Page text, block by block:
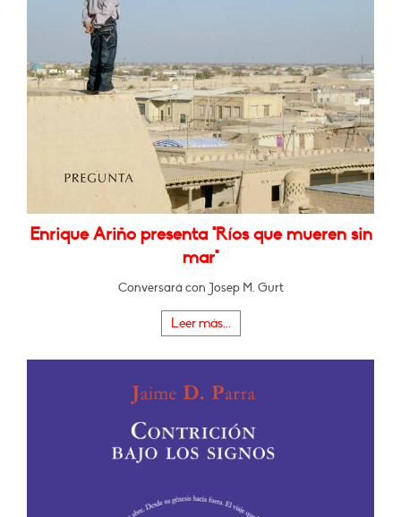
Enrique Ariño presenta "Ríos que mueren sin
mar"
Conversará con Josep M. Gurt
Leer más...